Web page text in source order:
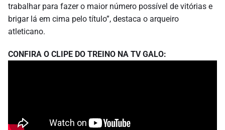
trabalhar para fazer o maior número possível de vitórias e
brigar lá em cima pelo título”, destaca o arqueiro
atleticano.
CONFIRA O CLIPE DO TREINO NA TV GALO: